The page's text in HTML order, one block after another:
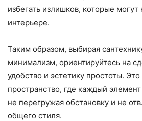
избегать излишков, которые могут
интерьере.
Таким образом, выбирая
минимализм, ориентируйтесь на
удобство и эстетику простоты.
пространство, где каждый
не перегружая обстановку и не
общего стиля.